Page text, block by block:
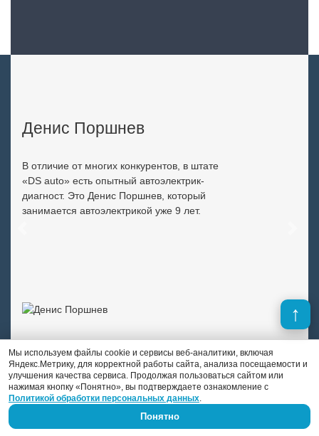
Денис Поршнев
В отличие от многих конкурентов, в штате
«DS auto» есть опытный автоэлектрик-
диагност. Это Денис Поршнев, который
занимается автоэлектрикой уже 9 лет.
Мы используем файлы cookie и сервисы веб-аналитики, включая
Яндекс.Метрику, для корректной работы сайта, анализа посещаемости и
улучшения качества сервиса. Продолжая пользоваться сайтом или
нажимая кнопку «Понятно», вы подтверждаете ознакомление с
Политикой обработки персональных данных.
Понятно